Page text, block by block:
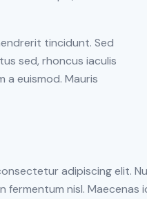
tincidunt. Sed
sed, rhoncus iaculis
a euismod. Mauris
adipiscing elit.
fermentum nisl.